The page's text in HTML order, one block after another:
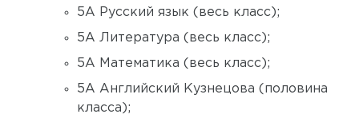
5А Русский язык (весь класс);
5А Литература (весь класс);
5А Математика (весь класс);
5А Английский Кузнецова (половина
класса);